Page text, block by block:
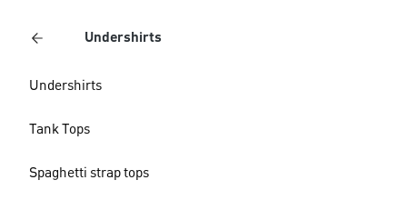
Undershirts
Undershirts
Tank Tops
Spaghetti strap tops